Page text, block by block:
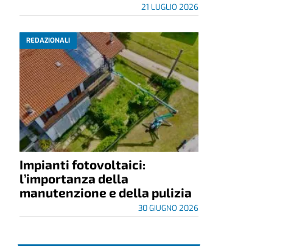
21 LUGLIO 2026
REDAZIONALI
Impianti fotovoltaici:
l’importanza della
manutenzione e della pulizia
30 GIUGNO 2026